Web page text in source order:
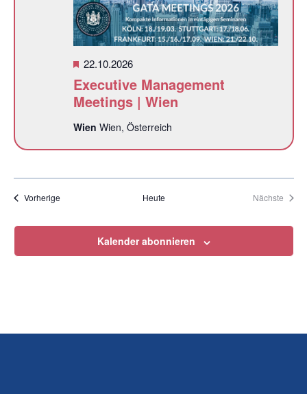
Executive Management
Meetings | Wien
Hervorgehoben
22.10.2026
Wien Wien, Österreich
VorherigeVeranstaltungen Heute Nächste
Kalender abonnieren